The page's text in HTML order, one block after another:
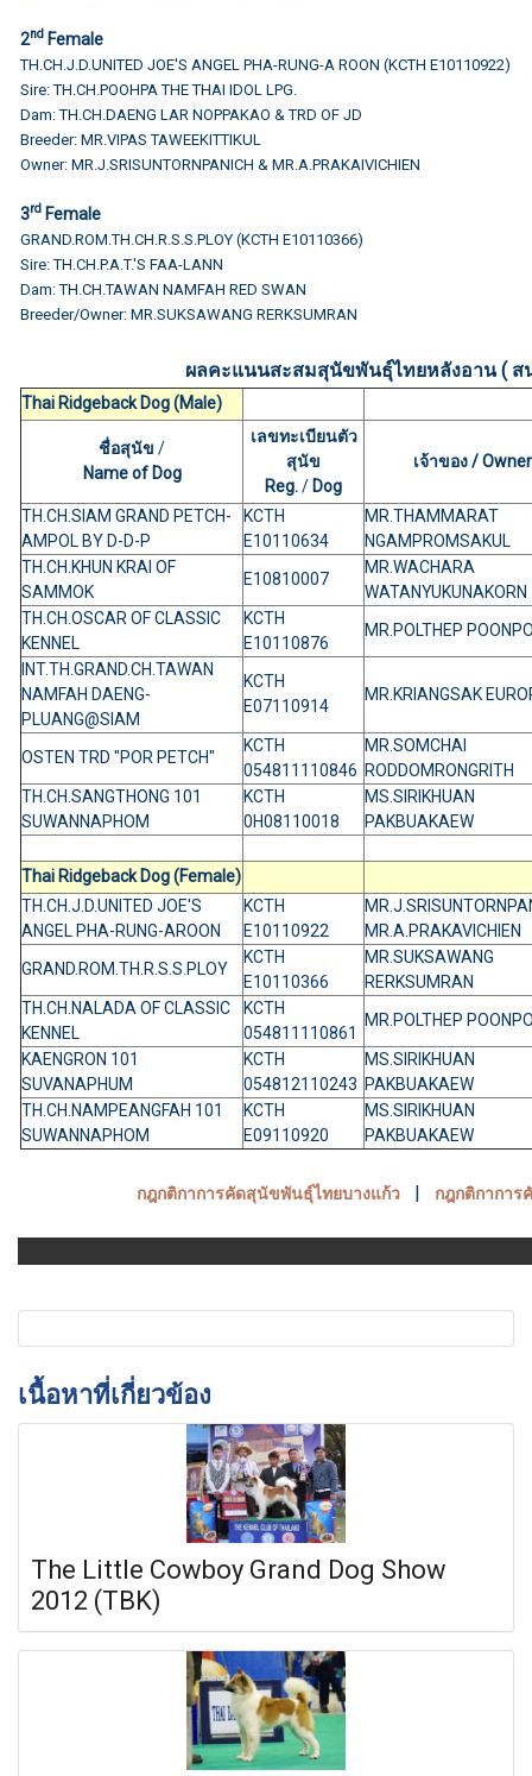
2nd Female
TH.CH.J.D.UNITED JOE'S ANGEL PHA-RUNG-A ROON (KCTH E10110922)
Sire: TH.CH.POOHPA THE THAI IDOL LPG.
Dam: TH.CH.DAENG LAR NOPPAKAO & TRD OF JD
Breeder: MR.VIPAS TAWEEKITTIKUL
Owner: MR.J.SRISUNTORNPANICH & MR.A.PRAKAIVICHIEN
3rd Female
GRAND.ROM.TH.CH.R.S.S.PLOY (KCTH E10110366)
Sire: TH.CH.P.A.T.'S FAA-LANN
Dam: TH.CH.TAWAN NAMFAH RED SWAN
Breeder/Owner: MR.SUKSAWANG RERKSUMRAN
ผลคะแนนสะสมสุนัขพันธุ์ไทยหลังอาน ( สน
Thai Ridgeback Dog (Male)
ชื่อสุนัข /
Name of Dog
เลขทะเบียนตัว
สุนัข
Reg./Dog
เจ้าของ / Owner
TH.CH.SIAM GRAND PETCH-
AMPOL BY D-D-P
KCTH
E10110634
MR.THAMMARAT
NGAMPROMSAKUL
TH.CH.KHUN KRAI OF
SAMMOK
E10810007
MR.WACHARA
WATANYUKUNAKORN
TH.CH.OSCAR OF CLASSIC
KENNEL
KCTH
E10110876
MR.POLTHEP
INT.TH.GRAND.CH.TAWAN
NAMFAH DAENG-
PLUANG@SIAM
KCTH
E07110914
MR.KRIANGSAK
OSTEN TRD "POR PETCH"
KCTH
054811110846
MR.SOMCHAI
RODDOMRONGRITH
TH.CH.SANGTHONG 101
SUWANNAPHOM
KCTH
0H08110018
MS.SIRIKHUAN
PAKBUAKAEW
Thai Ridgeback Dog (Female)
TH.CH.J.D.UNITED JOE'S
ANGEL PHA-RUNG-AROON
KCTH
E10110922
MR.A.PRAKAVICHIEN
GRAND.ROM.TH.R.S.S.PLOY
KCTH
E10110366
MR.SUKSAWANG
RERKSUMRAN
TH.CH.NALADA OF CLASSIC
KENNEL
KCTH
054811110861
MR.POLTHEP
KAENGRON 101
SUVANAPHUM
KCTH
054812110243
MS.SIRIKHUAN
PAKBUAKAEW
TH.CH.NAMPEANGFAH 101
SUWANNAPHOM
KCTH
E09110920
MS.SIRIKHUAN
PAKBUAKAEW
กฎกติกาการคัดสุนัขพันธุ์ไทยบางแก้ว | กฎกติกากา
เนื้อหาที่เกี่ยวข้อง
The Little Cowboy Grand Dog Show
2012 (TBK)